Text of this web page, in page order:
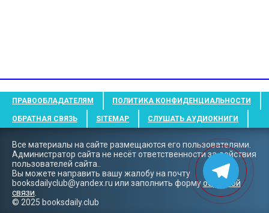
ПРАВООБЛАДАТЕЛЯМ ПОЛИТИКА КОНФИДЕНЦИАЛЬНОСТИ
ОБРАТНАЯ СВЯЗЬ SITEMAP СЛУШАТЬ АУДИОКНИГИ
Все материалы на сайте размещаются его пользователями.
Администратор сайта не несёт ответственности за действия
пользователей сайта..
Вы можете направить вашу жалобу на почту
booksdailyclub@yandex.ru или заполнить формуобратной
связи
© 2025 booksdaily.club